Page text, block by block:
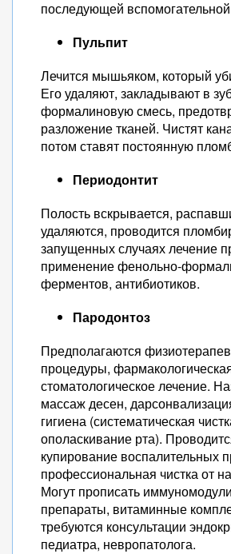
последующей
Пульпит
Лечится мышьяком, который
Его удаляют, закладывают в
формалиновую смесь,
разложение тканей. Чистят
потом ставят постоянную
Периодонтит
Полость вскрывается,
удаляются, проводится
запущенных случаях лечение
применение фенольно-
ферментов, антибиотиков.
Пародонтоз
Предполагаются
процедуры,
стоматологическое лечение.
массаж десен,
гигиена (систематическая
ополаскивание рта).
купирование воспалительных
профессиональная чистка от
Могут прописать
препараты, витаминные
требуются консультации
педиатра, невропатолога.